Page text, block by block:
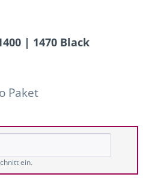
| 1470 Black
Paket
ein.